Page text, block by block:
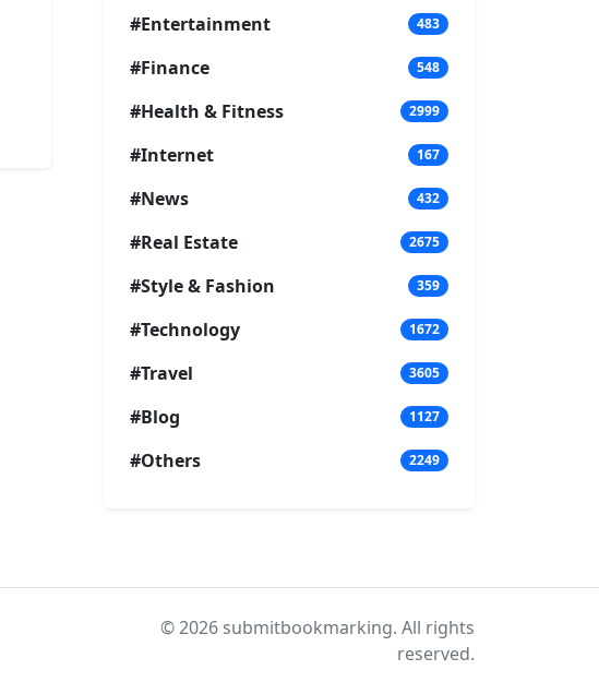
#Entertainment 483
#Finance 548
#Health & Fitness 2999
#Internet 167
#News 432
#Real Estate 2675
#Style & Fashion 359
#Technology 1672
#Travel 3605
#Blog 1127
#Others 2249
© 2026 submitbookmarking. All rights
reserved.